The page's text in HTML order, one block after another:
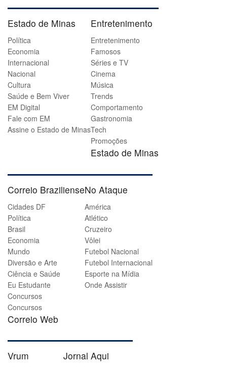
Estado de Minas
Política
Economia
Internacional
Nacional
Cultura
Saúde e Bem Viver
EM Digital
Fale com EM
Assine o Estado de Minas
Entretenimento
Entretenimento
Famosos
Séries e TV
Cinema
Música
Trends
Comportamento
Gastronomia
Tech
Promoções
Estado de Minas
Correio Braziliense
Cidades DF
Política
Brasil
Economia
Mundo
Diversão e Arte
Ciência e Saúde
Eu Estudante
Concursos
Concursos
Correio Web
No Ataque
América
Atlético
Cruzeiro
Vôlei
Futebol Nacional
Futebol Internacional
Esporte na Mídia
Onde Assistir
Vrum Jornal Aqui